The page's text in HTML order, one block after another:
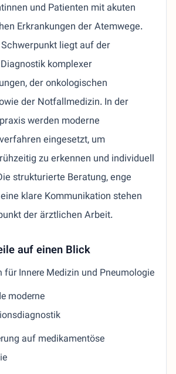
und Patienten mit akuten
Erkrankungen der Atemwege.
liegt auf der
komplexer
der onkologischen
der Notfallmedizin. In der
werden moderne
eingesetzt, um
zu erkennen und individuell
strukturierte Beratung, enge
klare Kommunikation stehen
der ärztlichen Arbeit.
auf einen Blick
für Innere Medizin und Pneumologie
moderne
auf medikamentöse